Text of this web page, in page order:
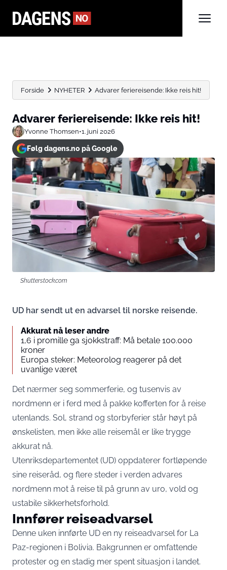
Forside NYHETER Advarer feriereisende: Ikke reis hit!
Advarer feriereisende: Ikke reis hit!
Yvonne Thomsen•1. juni 2026
Følg dagens.no på Google
Shutterstock.com
UD har sendt ut en advarsel til norske reisende.
Akkurat nå leser andre
1,6 i promille ga sjokkstraff: Må betale 100.000
kroner
Europa steker: Meteorolog reagerer på det
uvanlige været
Det nærmer seg sommerferie, og tusenvis av
nordmenn er i ferd med å pakke kofferten for å reise
utenlands. Sol, strand og storbyferier står høyt på
ønskelisten, men ikke alle reisemål er like trygge
akkurat nå.
Utenriksdepartementet (UD) oppdaterer fortløpende
sine reiseråd, og flere steder i verden advares
nordmenn mot å reise til på grunn av uro, vold og
ustabile sikkerhetsforhold.
Innfører reiseadvarsel
Denne uken innførte UD en ny reiseadvarsel for La
Paz-regionen i Bolivia. Bakgrunnen er omfattende
protester og en stadig mer spent situasjon i landet.